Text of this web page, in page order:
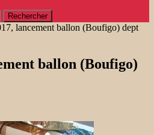
lancement ballon (Boufigo) dept
ballon (Boufigo)